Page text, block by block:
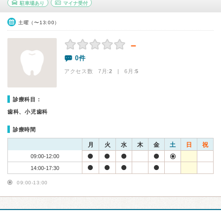
駐車場あり マイナ受付
土曜（〜13:00）
－
0件
アクセス数 7月:2 | 6月:5
診療科目：
歯科、小児歯科
診療時間
月 火 水 木 金 土 日 祝
09:00-12:00
14:00-17:30
09:00-13:00